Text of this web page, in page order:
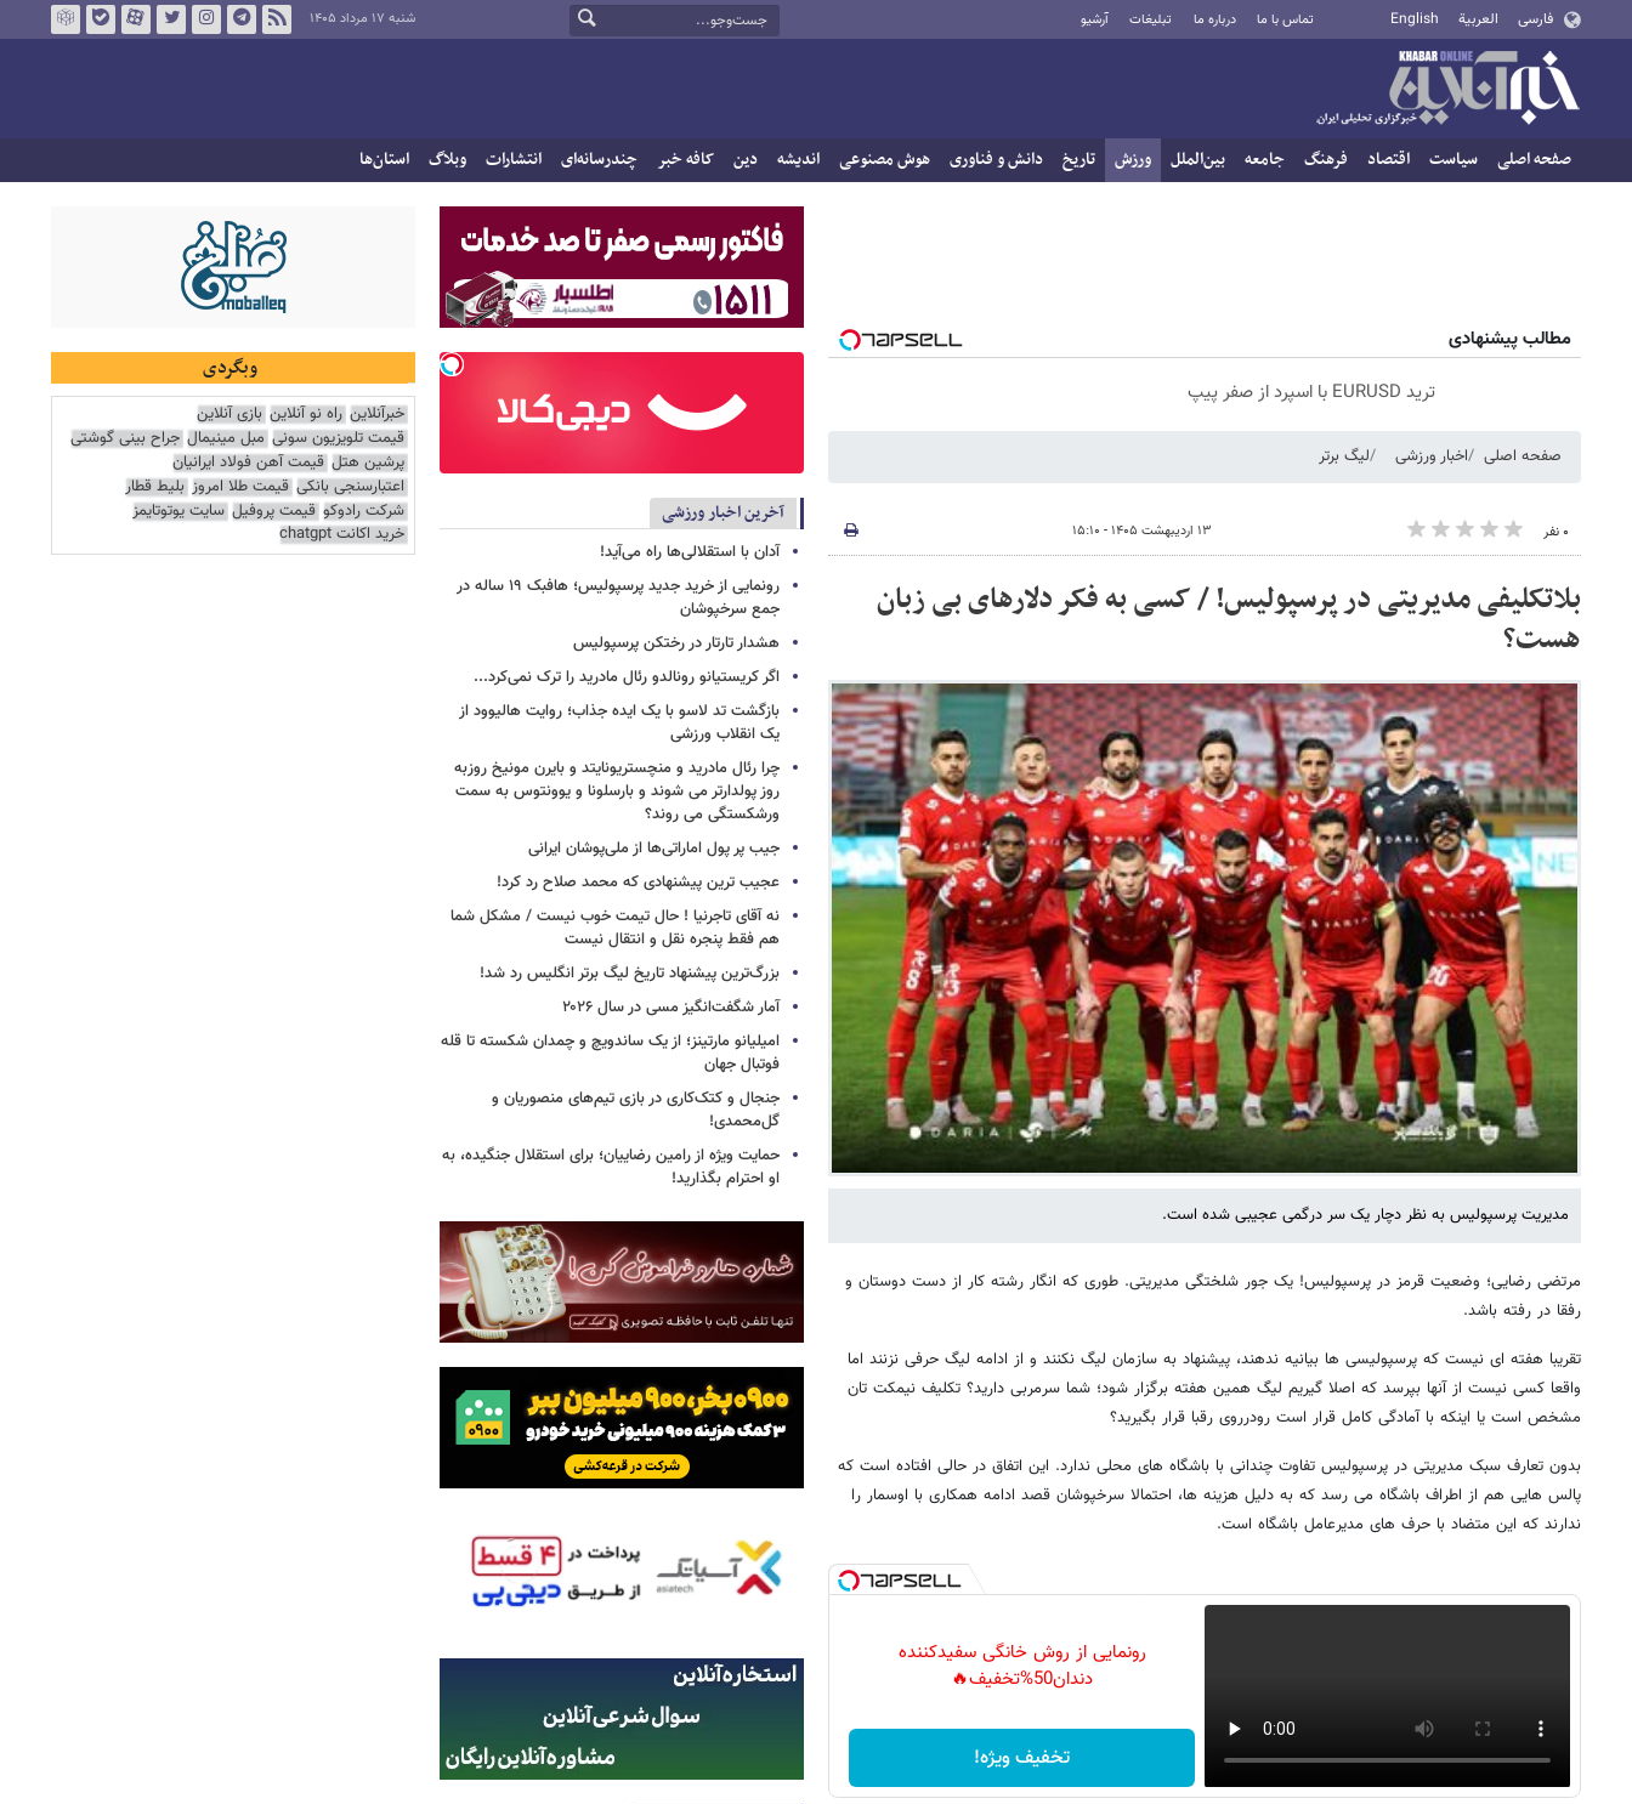
فارسی العربية English تماس با ما درباره ما تبلیغات آرشیو شنبه ۱۷ مرداد ۱۴۰۵
صفحه اصلی سیاست اقتصاد فرهنگ جامعه بین‌الملل ورزش تاریخ دانش و فناوری هوش مصنوعی اندیشه دین کافه خبر چندرسانه‌ای انتشارات وبلاگ استان‌ها
مطالب پیشنهادی
ترید EURUSD با اسپرد از صفر پیپ
صفحه اصلی اخبار ورزشی لیگ برتر
۰ نفر ۱۳ اردیبهشت ۱۴۰۵ - ۱۵:۱۰
بلاتکلیفی مدیریتی در پرسپولیس! / کسی به فکر دلارهای بی زبان
هست؟
مدیریت پرسپولیس به نظر دچار یک سر درگمی عجیبی شده است.
مرتضی رضایی؛ وضعیت قرمز در پرسپولیس! یک جور شلختگی مدیریتی. طوری که انگار رشته کار از دست دوستان و
رفقا در رفته باشد.
تقریبا هفته ای نیست که پرسپولیسی ها بیانیه ندهند، پیشنهاد به سازمان لیگ نکنند و از ادامه لیگ حرفی نزنند اما
واقعا کسی نیست از آنها بپرسد که اصلا گیریم لیگ همین هفته برگزار شود؛ شما سرمربی دارید؟ تکلیف نیمکت تان
مشخص است یا اینکه با آمادگی کامل قرار است رودرروی رقبا قرار بگیرید؟
بدون تعارف سبک مدیریتی در پرسپولیس تفاوت چندانی با باشگاه های محلی ندارد. این اتفاق در حالی افتاده است که
پالس هایی هم از اطراف باشگاه می رسد که به دلیل هزینه ها، احتمالا سرخپوشان قصد ادامه همکاری با اوسمار را
ندارند که این متضاد با حرف های مدیرعامل باشگاه است.
رونمایی از روش خانگی سفیدکننده
دندان50%تخفیف🔥
تخفیف ویژه!
آخرین اخبار ورزشی
آدان با استقلالی‌ها راه می‌آید!
رونمایی از خرید جدید پرسپولیس؛ هافبک ۱۹ ساله در
جمع سرخپوشان
هشدار تارتار در رختکن پرسپولیس
اگر کریستیانو رونالدو رئال مادرید را ترک نمی‌کرد...
بازگشت تد لاسو با یک ایده جذاب؛ روایت هالیوود از
یک انقلاب ورزشی
چرا رئال مادرید و منچستریونایتد و بایرن مونیخ روزبه
روز پولدارتر می شوند و بارسلونا و یوونتوس به سمت
ورشکستگی می روند؟
جیب پر پول اماراتی‌ها از ملی‌پوشان ایرانی
عجیب ترین پیشنهادی که محمد صلاح رد کرد!
نه آقای تاجرنیا ! حال تیمت خوب نیست / مشکل شما
هم فقط پنجره نقل و انتقال نیست
بزرگ‌ترین پیشنهاد تاریخ لیگ برتر انگلیس رد شد!
آمار شگفت‌انگیز مسی در سال ۲۰۲۶
امیلیانو مارتینز؛ از یک ساندویچ و چمدان شکسته تا قله
فوتبال جهان
جنجال و کتک‌کاری در بازی تیم‌های منصوریان و
گل‌محمدی!
حمایت ویژه از رامین رضاییان؛ برای استقلال جنگیده، به
او احترام بگذارید!
وبگردی
خبرآنلاین راه نو آنلاین بازی آنلاین
قیمت تلویزیون سونی مبل مینیمال جراح بینی گوشتی
پرشین هتل قیمت آهن فولاد ایرانیان
اعتبارسنجی بانکی قیمت طلا امروز بلیط قطار
شرکت رادوکو قیمت پروفیل سایت یوتوتایمز
خرید اکانت chatgpt